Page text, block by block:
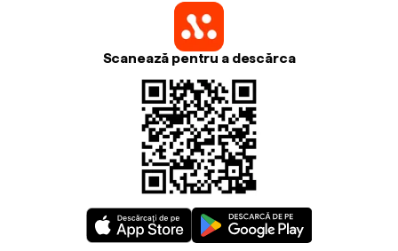
Scanează pentru a descărca